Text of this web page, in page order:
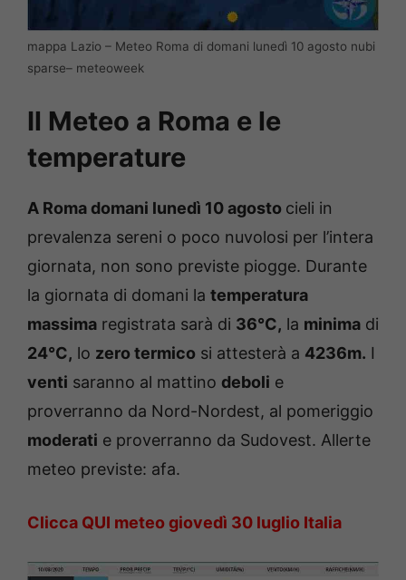
mappa Lazio – Meteo Roma di domani lunedì 10 agosto nubi
sparse– meteoweek
Il Meteo a Roma e le
temperature
A Roma domani lunedì 10 agosto cieli in
prevalenza sereni o poco nuvolosi per l’intera
giornata, non sono previste piogge. Durante
la giornata di domani la temperatura
massima registrata sarà di 36°C, la minima di
24°C, lo zero termico si attesterà a 4236m. I
venti saranno al mattino deboli e
proverranno da Nord-Nordest, al pomeriggio
moderati e proverranno da Sudovest. Allerte
meteo previste: afa.
Clicca QUI meteo giovedì 30 luglio Italia